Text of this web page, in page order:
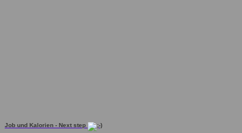
Job und Kalorien - Next step